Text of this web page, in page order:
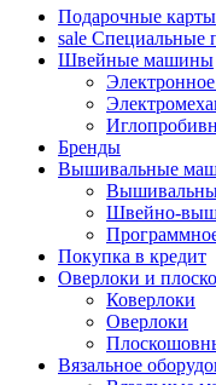
Подарочные карты
sale Специальные
Швейные машины
Бренды
Вышивальные
Швейно-
Покупка в кредит
Оверлоки и
Коверлоки
Оверлоки
Вязальное